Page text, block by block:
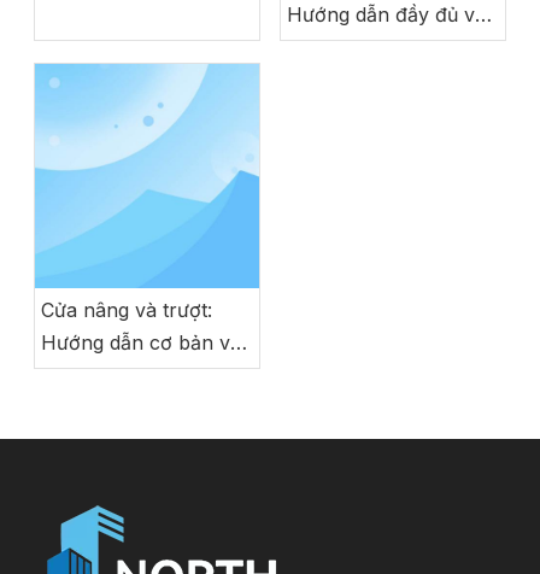
Hướng dẫn đầy đủ về
an toàn, phong cách
Cửa nâng và trượt:
Hướng dẫn cơ bản về
hệ thống cửa kính lớn
lượng